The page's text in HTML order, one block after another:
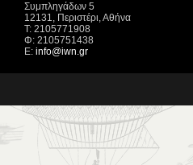
Συμπληγάδων 5
12131, Περιστέρι, Αθήνα
Τ: 2105771908
Φ: 2105751438
Ε: info@iwn.gr